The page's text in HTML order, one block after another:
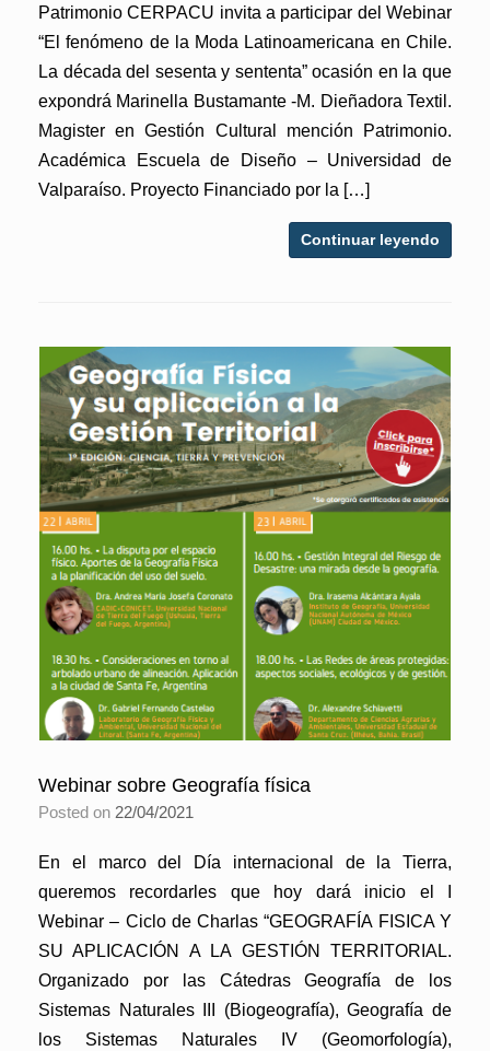
Patrimonio CERPACU invita a participar del Webinar
“El fenómeno de la Moda Latinoamericana en Chile.
La década del sesenta y sententa” ocasión en la que
expondrá Marinella Bustamante -M. Dieñadora Textil.
Magister en Gestión Cultural mención Patrimonio.
Académica Escuela de Diseño – Universidad de
Valparaíso. Proyecto Financiado por la […]
Continuar leyendo
Webinar sobre Geografía física
Posted on 22/04/2021
En el marco del Día internacional de la Tierra,
queremos recordarles que hoy dará inicio el I
Webinar – Ciclo de Charlas “GEOGRAFÍA FISICA Y
SU APLICACIÓN A LA GESTIÓN TERRITORIAL.
Organizado por las Cátedras Geografía de los
Sistemas Naturales III (Biogeografía), Geografía de
los Sistemas Naturales IV (Geomorfología),